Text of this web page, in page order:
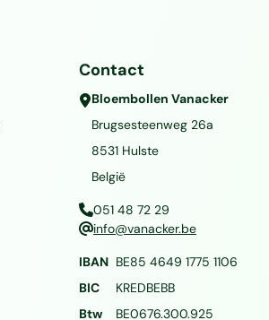
Contact
Bloembollen Vanacker
Brugsesteenweg 26a
8531 Hulste
België
051 48 72 29
info@vanacker.be
IBAN BE85 4649 1775 1106
BIC
KREDBEBB
Btw
BE0676.300.925